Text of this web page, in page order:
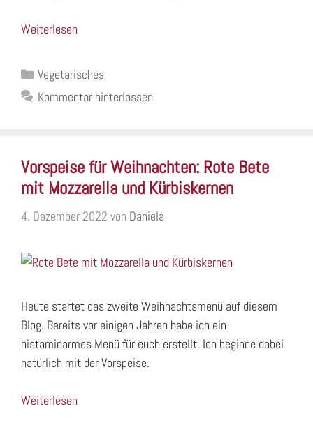
Weiterlesen
Kategorien
Vegetarisches
Kommentar hinterlassen
Vorspeise für Weihnachten: Rote Bete
mit Mozzarella und Kürbiskernen
4. Dezember 2022 von Daniela
Heute startet das zweite Weihnachtsmenü auf diesem
Blog. Bereits vor einigen Jahren habe ich ein
histaminarmes Menü für euch erstellt. Ich beginne dabei
natürlich mit der Vorspeise.
Weiterlesen